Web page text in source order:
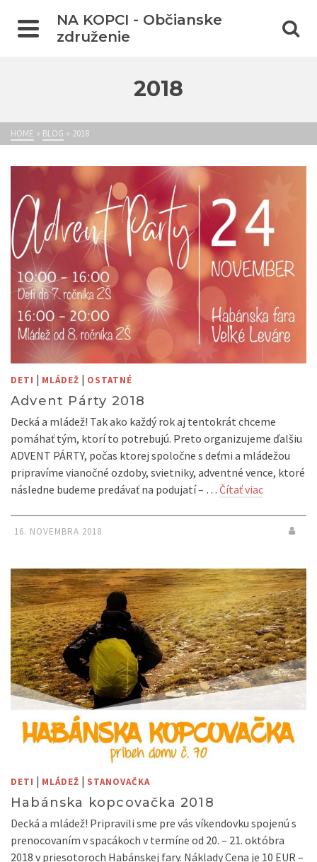
NA KOPCI - Občianske
združenie
2018
HOME » BLOG » 2018
DETI | MLÁDEŽ | OSTATNÉ
Advent Párty 2018
Decká a mládež! Tak ako každý rok aj tentokrát chceme
pomáhať tým, ktorí to potrebujú. Preto organizujeme ďalšiu
ADVENT PÁRTY, počas ktorej spoločne s deťmi a mládežou
pripravíme vianočné ozdoby, svietniky, adventné vence, ktoré
následne budeme predávať na podujatí – … Čítať viac
16. NOVEMBRA 2018
DETI | MLÁDEŽ | STANOVAČKA
Habánska kopcovačka 2018
Decká a mládež! Pripravili sme pre vás víkendovku spojenú s
prenocovaním v spacákoch v termíne od 20. – 21. októbra
2018 v priesotoroch Habánskej fary. Náklady Cena je 10 EUR –